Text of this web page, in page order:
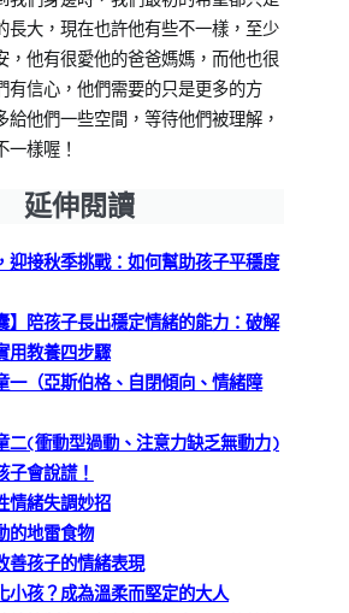
長大，現在也許他有些不一樣，至少
，他有很愛他的爸爸媽媽，而他也很
有信心，他們需要的只是更多的方
給他們一些空間，等待他們被理解，
一樣喔！
延伸閱讀
迎接秋季挑戰：如何幫助孩子平穩度
】陪孩子長出穩定情緒的能力：破解
用教養四步驟
一（亞斯伯格、自閉傾向、情緒障
二(衝動型過動、注意力缺乏無動力)
子會說謊！
情緒失調妙招
的地雷食物
善孩子的情緒表現
小孩？成為溫柔而堅定的大人